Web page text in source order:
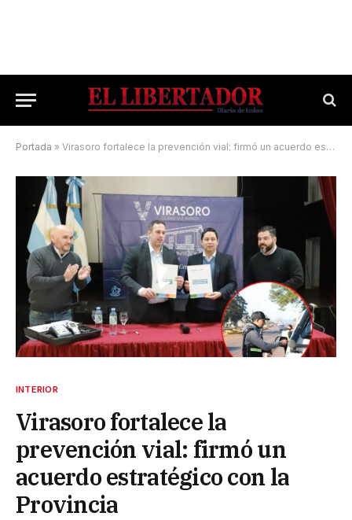
Portada » Virasoro fortalece la prevención vial: firmó un acuerdo estratégico con la Provincia
INTERIOR
Virasoro fortalece la
prevención vial: firmó un
acuerdo estratégico con la
Provincia